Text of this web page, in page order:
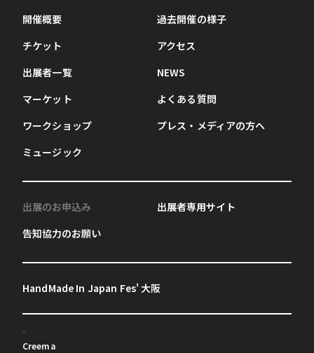
開催概要
チケット
出展者一覧
マーケット
ワークショップ
ミュージック
過去開催の様子
アクセス
NEWS
よくある質問
プレス・メディアの方へ
出展のお申込み
告知協力のお願い
出展者専用サイト
HandMade In Japan Fes' 大阪
Creema